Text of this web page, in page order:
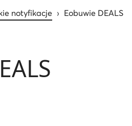
notyfikacje › Eobuwie DEALS